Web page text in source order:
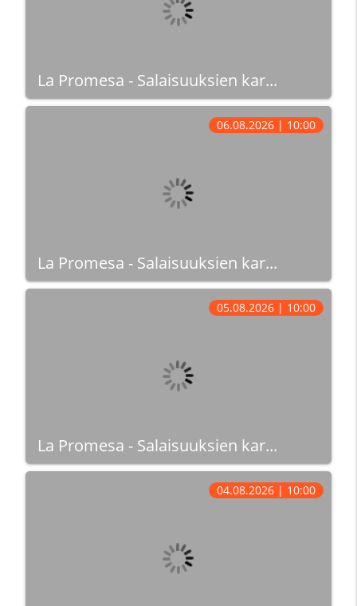
La Promesa - Salaisuuksien kar...
La Promesa - Salaisuuksien kar...
06.08.2026 | 10:00
La Promesa - Salaisuuksien kar...
05.08.2026 | 10:00
04.08.2026 | 10:00